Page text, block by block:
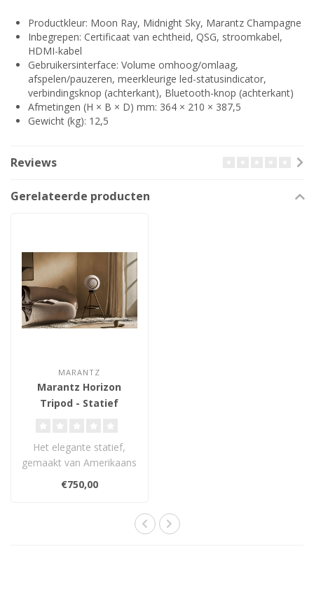
Productkleur: Moon Ray, Midnight Sky, Marantz Champagne
Inbegrepen: Certificaat van echtheid, QSG, stroomkabel,
HDMI-kabel
Gebruikersinterface: Volume omhoog/omlaag,
afspelen/pauzeren, meerkleurige led-statusindicator,
verbindingsknop (achterkant), Bluetooth-knop (achterkant)
Afmetingen (H × B × D) mm: 364 × 210 × 387,5
Gewicht (kg): 12,5
Reviews
Gerelateerde producten
MARANTZ
Marantz Horizon
Tripod - Statief
Het elegante statief,
gemaakt van Amerikaans
walnoothout en robuust
gietijzer me..
€750,00